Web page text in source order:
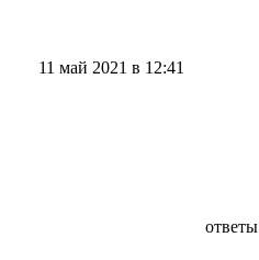
11 май 2021 в 12:41
ответы